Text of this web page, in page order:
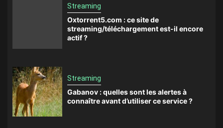
Streaming
Oxtorrent5.com : ce site de
streaming/téléchargement est-il encore
actif ?
Streaming
Gabanov : quelles sont les alertes à
connaître avant d’utiliser ce service ?